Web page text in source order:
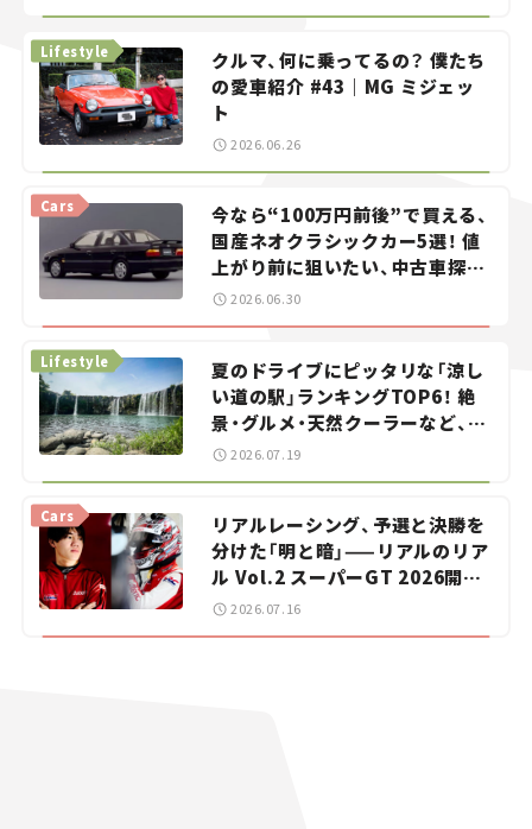
クルマ、何に乗ってるの？ 僕たち
の愛車紹介 #43｜MG ミジェッ
ト
Lifestyle
2026.06.26
今なら“100万円前後”で買える、
国産ネオクラシックカー5選！ 値
上がり前に狙いたい、中古車探し
をお手伝い――ちょっとイケてるマ
Cars
2026.06.30
夏のドライブにピッタリな「涼し
い道の駅」ランキングTOP6！ 絶
景・グルメ・天然クーラーなど、避
暑におすすめのスポットを紹介
Lifestyle
2026.07.19
リアルレーシング、予選と決勝を
分けた「明と暗」——リアルのリア
ル Vol.2 スーパーGT 2026開幕
戦 岡山国際サーキット
Cars
2026.07.16